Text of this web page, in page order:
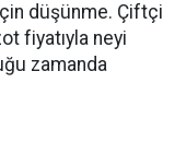
düşünme. Çiftçi
fiyatıyla neyi
zamanda